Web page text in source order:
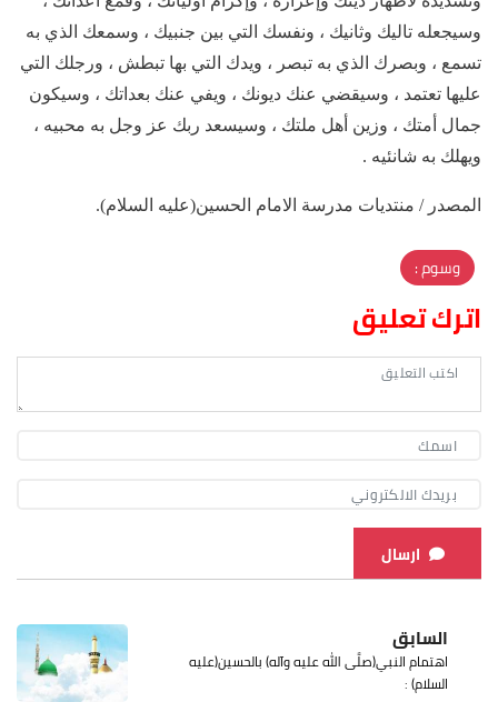
وسيجعله تاليك وثانيك ، ونفسك التي بين جنبيك ، وسمعك الذي به
تسمع ، وبصرك الذي به تبصر ، ويدك التي بها تبطش ، ورجلك التي
عليها تعتمد ، وسيقضي عنك ديونك ، ويفي عنك بعداتك ، وسيكون
جمال أمتك ، وزين أهل ملتك ، وسيسعد ربك عز وجل به محبيه ،
ويهلك به شانئيه .
المصدر / منتديات مدرسة الامام الحسين(عليه السلام).
وسوم :
اترك تعليق
ارسال
السابق
اهتمام النبي(صلَّى الله عليه وآله) بالحسين(عليه
السلام) :